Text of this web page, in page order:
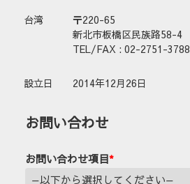
台湾
〒220-65
新北市板橋区民族路58-4
TEL/FAX : 02-2751-3788
設立日 2014年12月26日
お問い合わせ
お問い合わせ項目*